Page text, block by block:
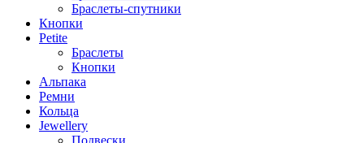
Браслеты-спутники
Кнопки
Petite
Браслеты
Кнопки
Альпака
Ремни
Кольца
Jewellery
Подвески